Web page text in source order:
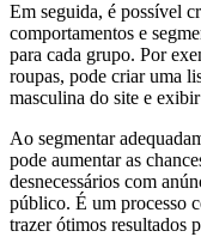
Em seguida, é possível
comportamentos e
para cada grupo. Por
roupas, pode criar uma
masculina do site e
Ao segmentar
pode aumentar as
desnecessários com
público. É um processo
trazer ótimos resultados